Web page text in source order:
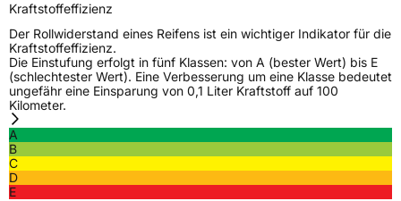
Herstellerkontakt
1 Tschechische Republik,
www.TOMKET.com, sales@tomket.com
Kraftstoffeffizienz
Der Rollwiderstand eines Reifens ist ein wichtiger Indikator für die
Kraftstoffeffizienz.
Die Einstufung erfolgt in fünf Klassen: von A (bester Wert) bis E
(schlechtester Wert). Eine Verbesserung um eine Klasse bedeutet
ungefähr eine Einsparung von 0,1 Liter Kraftstoff auf 100
Kilometer.
A
B
C
D
E